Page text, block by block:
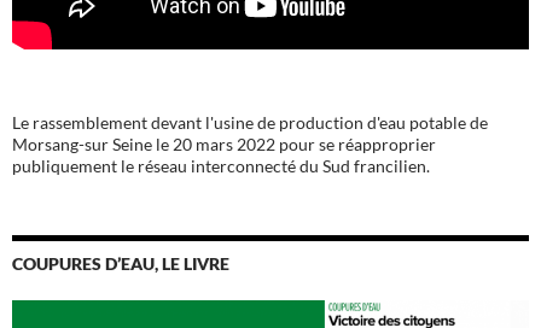
Le rassemblement devant l'usine de production d'eau potable de
Morsang-sur Seine le 20 mars 2022 pour se réapproprier
publiquement le réseau interconnecté du Sud francilien.
COUPURES D’EAU, LE LIVRE